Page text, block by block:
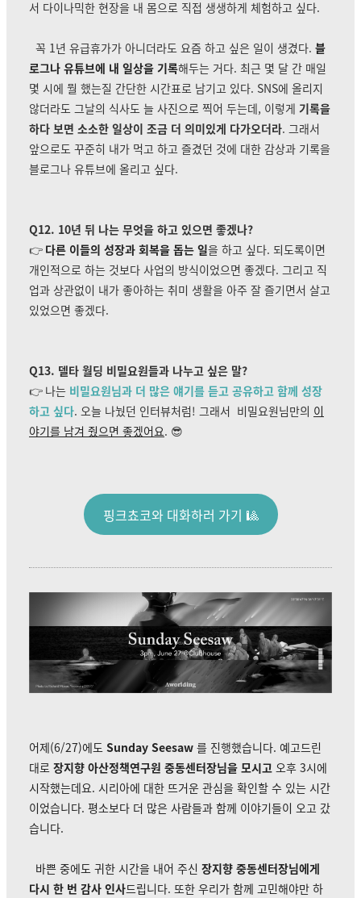
서 다이나믹한 현장을 내 몸으로 직접 생생하게 체험하고 싶다.
꼭 1년 유급휴가가 아니더라도 요즘 하고 싶은 일이 생겼다. 블
로그나 유튜브에 내 일상을 기록해두는 거다. 최근 몇 달 간 매일
몇 시에 뭘 했는질 간단한 시간표로 남기고 있다. SNS에 올리지
않더라도 그날의 식사도 늘 사진으로 찍어 두는데, 이렇게 기록을
하다 보면 소소한 일상이 조금 더 의미있게 다가오더라. 그래서
앞으로도 꾸준히 내가 먹고 하고 즐겼던 것에 대한 감상과 기록을
블로그나 유튜브에 올리고 싶다.
Q12. 10년 뒤 나는 무엇을 하고 있으면 좋겠나?
👉 다른 이들의 성장과 회복을 돕는 일을 하고 싶다. 되도록이면
개인적으로 하는 것보다 사업의 방식이었으면 좋겠다. 그리고 직
업과 상관없이 내가 좋아하는 취미 생활을 아주 잘 즐기면서 살고
있었으면 좋겠다.
Q13. 델타 월딩 비밀요원들과 나누고 싶은 말?
👉 나는 비밀요원님과 더 많은 얘기를 듣고 공유하고 함께 성장
하고 싶다. 오늘 나눴던 인터뷰처럼! 그래서 비밀요원님만의 이
야기를 남겨 줬으면 좋겠어요. 😎
핑크쵸코와 대화하러 가기 🎱
어제(6/27)에도 Sunday Seesaw 를 진행했습니다. 예고드린
대로 장지향 아산정책연구원 중동센터장님을 모시고 오후 3시에
시작했는데요. 시리아에 대한 뜨거운 관심을 확인할 수 있는 시간
이었습니다. 평소보다 더 많은 사람들과 함께 이야기들이 오고 갔
습니다.
바쁜 중에도 귀한 시간을 내어 주신 장지향 중동센터장님에게
다시 한 번 감사 인사드립니다. 또한 우리가 함께 고민해야만 하